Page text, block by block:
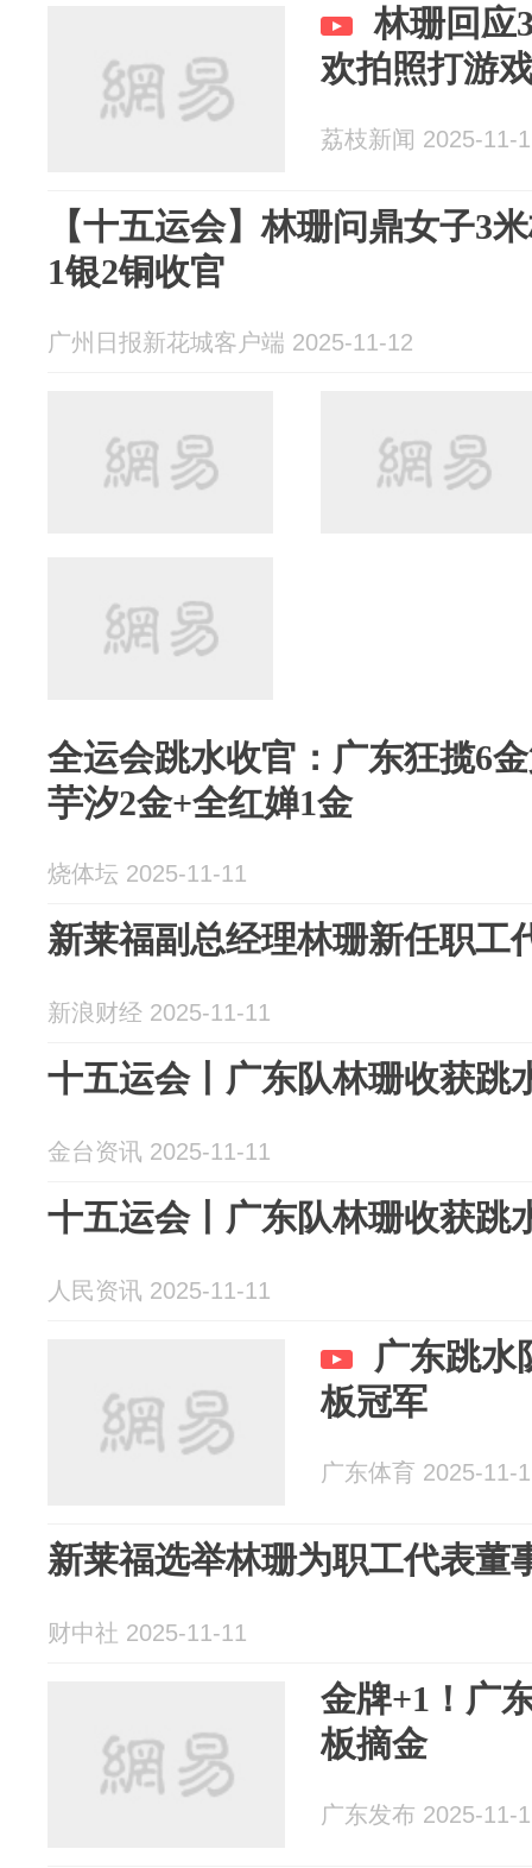
林珊回应
欢拍照打游
荔枝新闻 2025-11-
【十五运会】林珊问鼎女子3
1银2铜收官
广州日报新花城客户端 2025-11-12
全运会跳水收官：广东狂揽6
芋汐2金+全红婵1金
烧体坛 2025-11-11
新莱福副总经理林珊新任职工
新浪财经 2025-11-11
十五运会丨广东队林珊收获跳
金台资讯 2025-11-11
十五运会丨广东队林珊收获跳
人民资讯 2025-11-11
广东跳水
板冠军
广东体育 2025-11-
新莱福选举林珊为职工代表董
财中社 2025-11-11
金牌+1！广
板摘金
广东发布 2025-11-